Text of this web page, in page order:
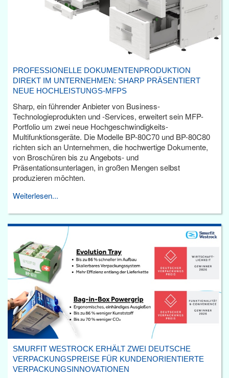
PROFESSIONELLE DOKUMENTENPRODUKTION
DIREKT IM UNTERNEHMEN: SHARP PRÄSENTIERT
NEUE HOCHLEISTUNGS-MFPS
Sharp, ein führender Anbieter von Business-
Technologieprodukten und -Services, erweitert sein MFP-
Portfolio um zwei neue Hochgeschwindigkeits-
Multifunktionsgeräte. Die Modelle BP-80C70 und BP-80C80
richten sich an Unternehmen, die hochwertige Dokumente,
von Broschüren bis zu Angebots- und
Präsentationsunterlagen, in großen Mengen selbst
produzieren möchten.
Weiterlesen...
SMURFIT WESTROCK ERHÄLT ZWEI DEUTSCHE
VERPACKUNGSPREISE FÜR KUNDENORIENTIERTE
VERPACKUNGSINNOVATIONEN